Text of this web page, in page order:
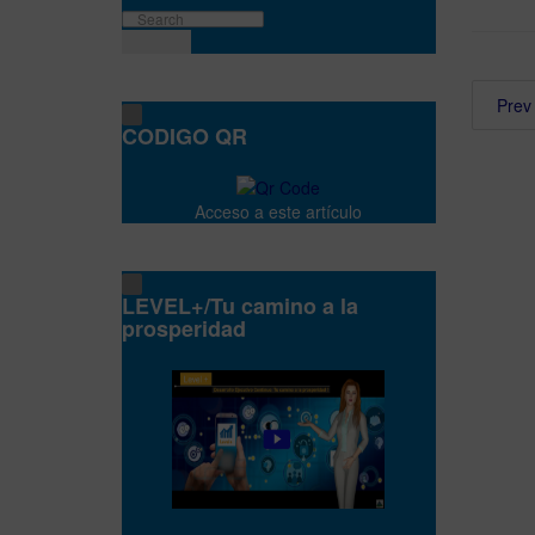
Prev
CODIGO QR
Acceso a este artículo
LEVEL+/Tu camino a la
prosperidad